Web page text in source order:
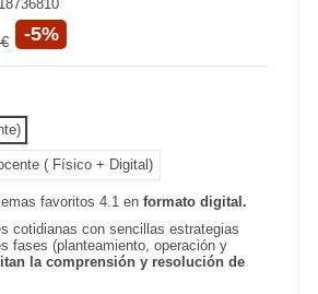
-5%
( Físico + Digital)
favoritos 4.1 enformato digital.
cotidianas con sencillas estrategias
fases (planteamiento, operación y
la comprensión y resolución de